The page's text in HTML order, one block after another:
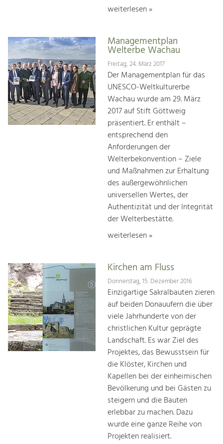
weiterlesen »
Managementplan
Welterbe Wachau
Freitag, 24. März 2017
Der Managementplan für das
UNESCO-Weltkulturerbe
Wachau wurde am 29. März
2017 auf Stift Göttweig
präsentiert. Er enthält –
entsprechend den
Anforderungen der
Welterbekonvention – Ziele
und Maßnahmen zur Erhaltung
des außergewöhnlichen
universellen Wertes, der
Authentizität und der Integrität
der Welterbestätte.
weiterlesen »
Kirchen am Fluss
Donnerstag, 15. Dezember 2016
Einzigartige Sakralbauten zieren
auf beiden Donauufern die über
viele Jahrhunderte von der
christlichen Kultur geprägte
Landschaft. Es war Ziel des
Projektes, das Bewusstsein für
die Klöster, Kirchen und
Kapellen bei der einheimischen
Bevölkerung und bei Gästen zu
steigern und die Bauten
erlebbar zu machen. Dazu
wurde eine ganze Reihe von
Projekten realisiert.